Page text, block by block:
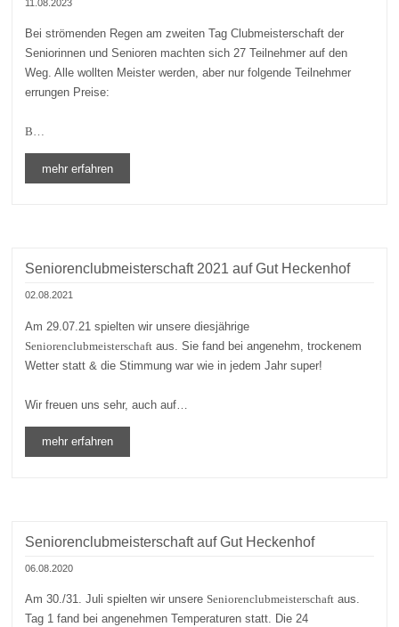
11.08.2023
Bei strömenden Regen am zweiten Tag Clubmeisterschaft der
Seniorinnen und Senioren machten sich 27 Teilnehmer auf den
Weg. Alle wollten Meister werden, aber nur folgende Teilnehmer
errungen Preise:
B…
mehr erfahren
Seniorenclubmeisterschaft 2021 auf Gut Heckenhof
02.08.2021
Am 29.07.21 spielten wir unsere diesjährige
Seniorenclubmeisterschaftaus. Sie fand bei angenehm, trockenem
Wetter statt & die Stimmung war wie in jedem Jahr super!
Wir freuen uns sehr, auch auf…
mehr erfahren
Seniorenclubmeisterschaft auf Gut Heckenhof
06.08.2020
Am 30./31. Juli spielten wir unsere Seniorenclubmeisterschaftaus.
Tag 1 fand bei angenehmen Temperaturen statt. Die 24